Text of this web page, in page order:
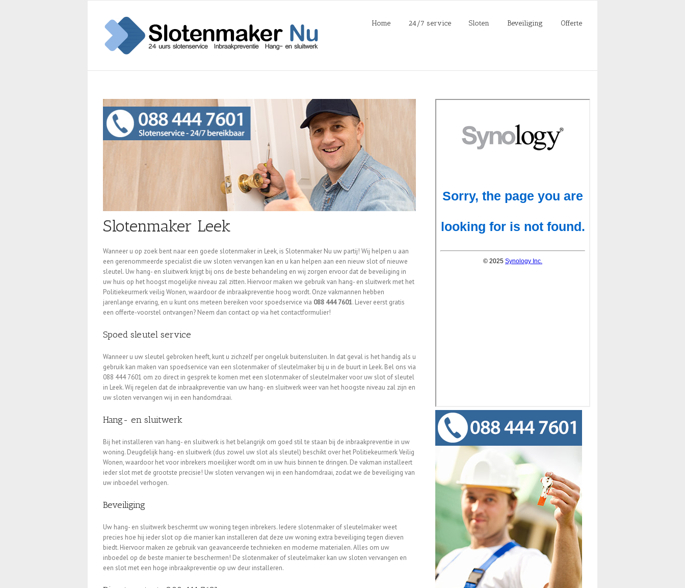
Home 24/7 service Sloten Beveiliging Offerte
Slotenmaker Leek
Wanneer u op zoek bent naar een goede slotenmaker in Leek, is Slotenmaker Nu uw partij! Wij helpen u aan
een gerenommeerde specialist die uw sloten vervangen kan en u kan helpen aan een nieuw slot of nieuwe
sleutel. Uw hang- en sluitwerk krijgt bij ons de beste behandeling en wij zorgen ervoor dat de beveiliging in
uw huis op het hoogst mogelijke niveau zal zitten. Hiervoor maken we gebruik van hang- en sluitwerk met het
Politiekeurmerk veilig Wonen, waardoor de inbraakpreventie hoog wordt. Onze vakmannen hebben
jarenlange ervaring, en u kunt ons meteen bereiken voor spoedservice via 088 444 7601. Liever eerst gratis
een offerte-voorstel ontvangen? Neem dan contact op via het contactformulier!
Spoed sleutel service
Wanneer u uw sleutel gebroken heeft, kunt u zichzelf per ongeluk buitensluiten. In dat geval is het handig als u
gebruik kan maken van spoedservice van een slotenmaker of sleutelmaker bij u in de buurt in Leek. Bel ons via
088 444 7601 om zo direct in gesprek te komen met een slotenmaker of sleutelmaker voor uw slot of sleutel
in Leek. Wij regelen dat de inbraakpreventie van uw hang- en sluitwerk weer van het hoogste niveau zal zijn en
uw sloten vervangen wij in een handomdraai.
Hang- en sluitwerk
Bij het installeren van hang- en sluitwerk is het belangrijk om goed stil te staan bij de inbraakpreventie in uw
woning. Deugdelijk hang- en sluitwerk (dus zowel uw slot als sleutel) beschikt over het Politiekeurmerk Veilig
Wonen, waardoor het voor inbrekers moeilijker wordt om in uw huis binnen te dringen. De vakman installeert
ieder slot met de grootste precisie! Uw sloten vervangen wij in een handomdraai, zodat we de beveiliging van
uw inboedel verhogen.
Beveiliging
Uw hang- en sluitwerk beschermt uw woning tegen inbrekers. Iedere slotenmaker of sleutelmaker weet
precies hoe hij ieder slot op die manier kan installeren dat deze uw woning extra beveiliging tegen dieven
biedt. Hiervoor maken ze gebruik van geavanceerde technieken en moderne materialen. Alles om uw
inboedel op de beste manier te beschermen! De slotenmaker of sleutelmaker kan uw sloten vervangen en
een slot met een hoge inbraakpreventie op uw deur installeren.